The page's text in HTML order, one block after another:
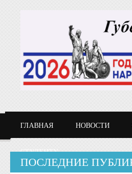
ГЛАВНАЯ НОВОСТИ
СТУДЕНТУ
ПОСЛЕДНИЕ